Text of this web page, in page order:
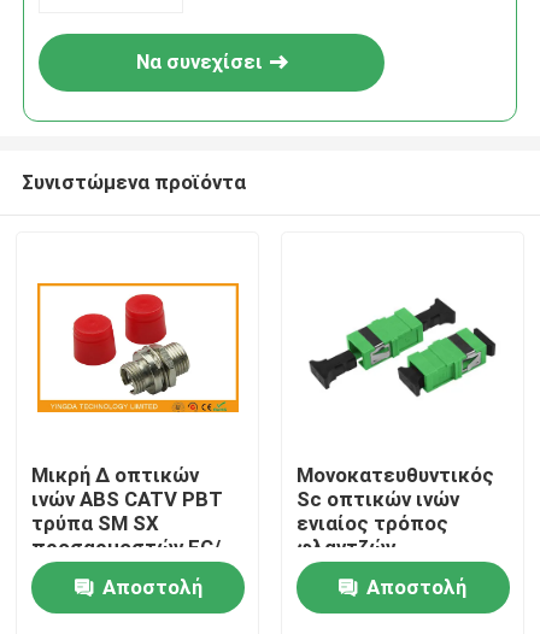
Σπίτι
Να συνεχίσει
Συνιστώμενα προϊόντα
Μικρή Δ οπτικών
ινών ABS CATV PBT
τρύπα SM SX
προσαρμοστών FC/
συζευκτήρας
οπτικών ινών
Αποστολή
Μονοκατευθυντικός
Sc οπτικών ινών
ενιαίος τρόπος
φλαντζών
προσαρμοστών
σύντομος κανένας
πλαστικός
Αποστολή